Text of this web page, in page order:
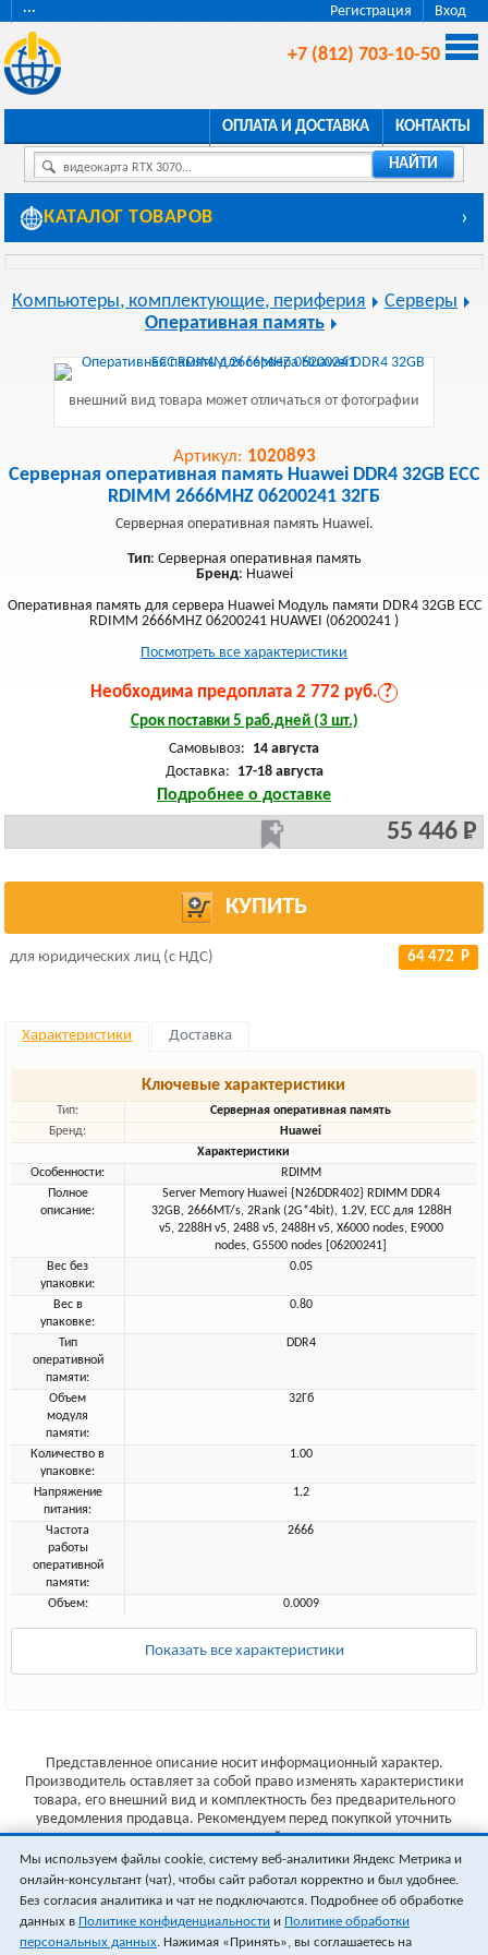
Регистрация Вход
···
+7 (812) 703-10-50
ОПЛАТА И ДОСТАВКА КОНТАКТЫ
видеокарта RTX 3070... НАЙТИ
КАТАЛОГ ТОВАРОВ ›
Компьютеры, комплектующие, периферия
Серверы
Оперативная память
внешний вид товара может отличаться от фотографии
Артикул: 1020893
Серверная оперативная память Huawei DDR4 32GB ECC
RDIMM 2666MHZ 06200241 32ГБ
Серверная оперативная память Huawei.
Тип: Серверная оперативная память
Бренд: Huawei
Оперативная память для сервера Huawei Модуль памяти DDR4 32GB ECC
RDIMM 2666MHZ 06200241 HUAWEI (06200241 )
Посмотреть все характеристики
Необходима предоплата 2 772 руб. ?
Срок поставки 5 раб.дней (3 шт.)
Самовывоз: 14 августа
Доставка: 17-18 августа
Подробнее о доставке
55 446 Р
КУПИТЬ
для юридических лиц (с НДС) 64 472 Р
Характеристики Доставка
Ключевые характеристики
Тип:
Серверная оперативная память
Бренд:
Huawei
Характеристики
Особенности:
RDIMM
Полное
описание:
Server Memory Huawei {N26DDR402} RDIMM DDR4
32GB, 2666MT/s, 2Rank (2G*4bit), 1.2V, ECC для 1288H
v5, 2288H v5, 2488 v5, 2488H v5, X6000 nodes, E9000
nodes, G5500 nodes [06200241]
Вес без
упаковки:
0.05
Вес в
упаковке:
0.80
Тип
оперативной
памяти:
DDR4
Объем
модуля
памяти:
32Гб
Количество в
упаковке:
1.00
Напряжение
питания:
1.2
Частота
работы
оперативной
памяти:
2666
Объем: 0.0009
Показать все характеристики
Представленное описание носит информационный характер.
Производитель оставляет за собой право изменять характеристики
товара, его внешний вид и комплектность без предварительного
уведомления продавца. Рекомендуем перед покупкой уточнить
характеристики товара на сайте производителя.
Указанные цены не являются публичной офертой (ст.435 ГК РФ).
Стоимость и наличие товара уточняйте у менеджера.
Мы используем файлы cookie, систему веб-аналитики Яндекс Метрика и
онлайн-консультант (чат), чтобы сайт работал корректно и был удобнее.
Без согласия аналитика и чат не подключаются. Подробнее об обработке
данных в Политике конфиденциальности и Политике обработки
персональных данных. Нажимая «Принять», вы соглашаетесь на